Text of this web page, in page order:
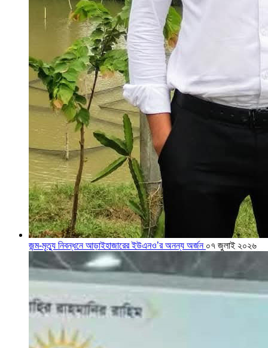
জন্ম-মৃত্যু নিবন্ধনে আড়াইহাজারের ইউএনও’র অনন্য অর্জন ০৭ জুলাই ২০২৬